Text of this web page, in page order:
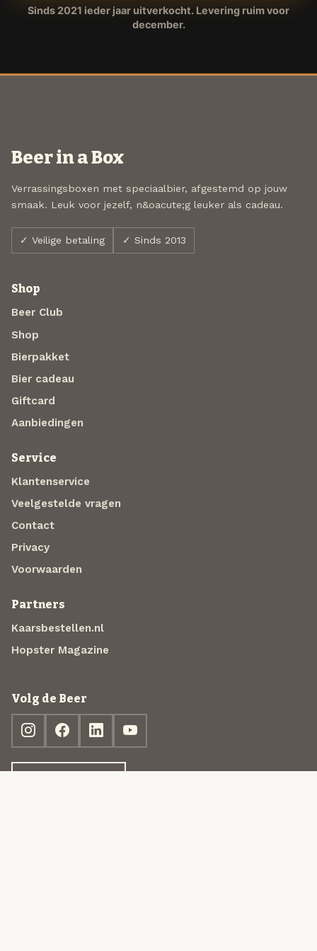
Sinds 2021 ieder jaar uitverkocht. Levering ruim voor
december.
Beer in a Box
Verrassingsboxen met speciaalbier, afgestemd op jouw
smaak. Leuk voor jezelf, n&oacute;g leuker als cadeau.
✓ Veilige betaling ✓ Sinds 2013
Shop
Beer Club
Shop
Bierpakket
Bier cadeau
Giftcard
Aanbiedingen
Service
Klantenservice
Veelgestelde vragen
Contact
Privacy
Voorwaarden
Partners
Kaarsbestellen.nl
Hopster Magazine
Volg de Beer